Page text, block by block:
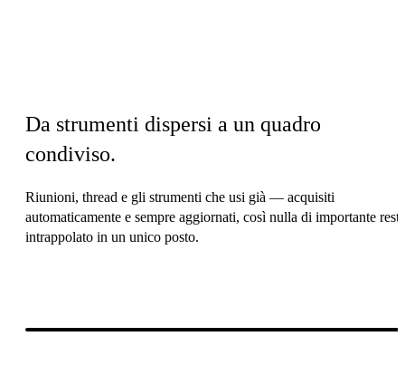
Da strumenti dispersi a un quadro
condiviso.
Riunioni, thread e gli strumenti che usi già — acquisiti
automaticamente e sempre aggiornati, così nulla di importante resta
intrappolato in un unico posto.